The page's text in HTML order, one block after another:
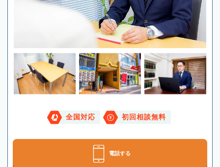
全国対応 初回相談無料
電話する